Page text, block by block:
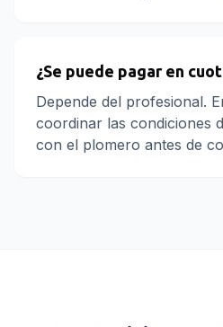
¿Se puede pagar en
Depende del profesional.
coordinar las condiciones
con el plomero antes de